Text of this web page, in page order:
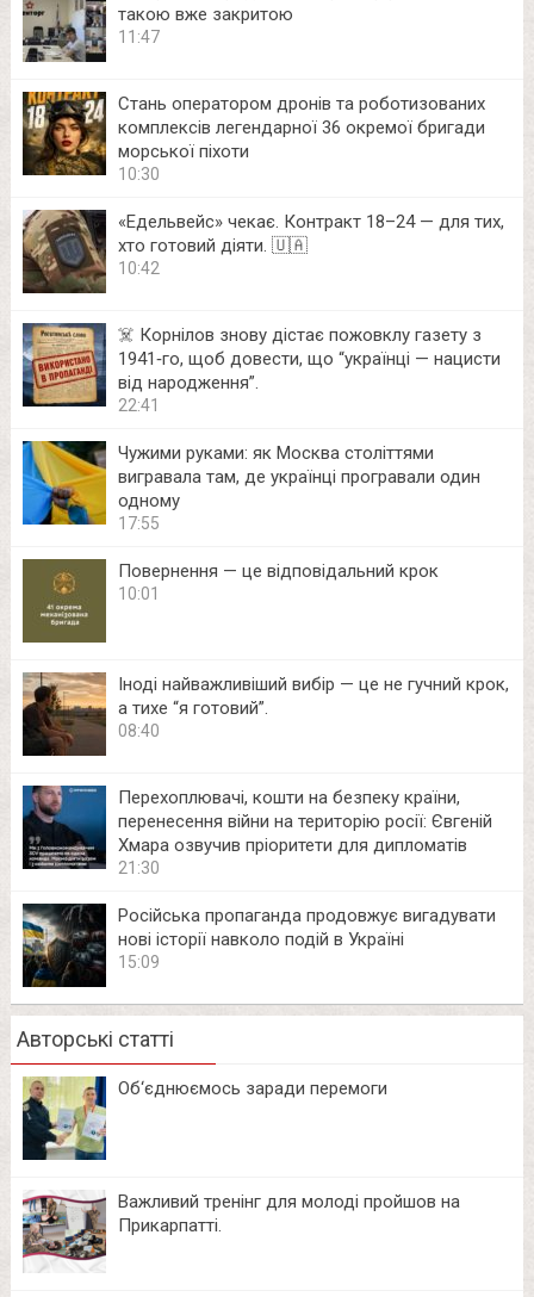
такою вже закритою
11:47
Стань оператором дронів та роботизованих
комплексів легендарної 36 окремої бригади
морської піхоти
10:30
«Едельвейс» чекає. Контракт 18–24 — для тих,
хто готовий діяти. 🇺🇦
10:42
☠️ Корнілов знову дістає пожовклу газету з
1941‑го, щоб довести, що “українці — нацисти
від народження”.
22:41
Чужими руками: як Москва століттями
вигравала там, де українці програвали один
одному
17:55
Повернення — це відповідальний крок
10:01
Іноді найважливіший вибір — це не гучний крок,
а тихе “я готовий”.
08:40
Перехоплювачі, кошти на безпеку країни,
перенесення війни на територію росії: Євгеній
Хмара озвучив пріоритети для дипломатів
21:30
Російська пропаганда продовжує вигадувати
нові історії навколо подій в Україні
15:09
Авторські статті
Об‘єднюємось заради перемоги
Важливий тренінг для молоді пройшов на
Прикарпатті.